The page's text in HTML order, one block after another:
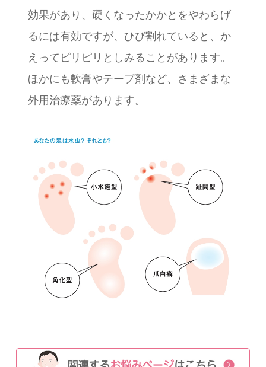
効果があり、硬くなったかかとをやわらげ
るには有効ですが、ひび割れていると、か
えってピリピリとしみることがあります。
ほかにも軟膏やテープ剤など、さまざまな
外用治療薬があります。